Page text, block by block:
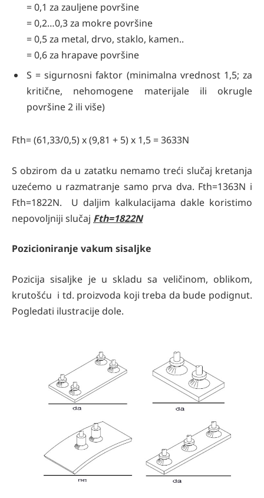
= 0,1 za zauljene površine
= 0,2…0,3 za mokre površine
= 0,5 za metal, drvo, staklo, kamen..
= 0,6 za hrapave površine
S = sigurnosni faktor (minimalna vrednost 1,5; za
kritične, nehomogene materijale ili okrugle
površine 2 ili više)
Fth= (61,33/0,5) x (9,81 + 5) x 1,5 = 3633N
S obzirom da u zatatku nemamo treći slučaj kretanja
uzećemo u razmatranje samo prva dva. Fth=1363N i
Fth=1822N. U daljim kalkulacijama dakle koristimo
nepovoljniji slučaj Fth=1822N
Pozicioniranje vakum sisaljke
Pozicija sisaljke je u skladu sa veličinom, oblikom,
krutošću i td. proizvoda koji treba da bude podignut.
Pogledati ilustracije dole.